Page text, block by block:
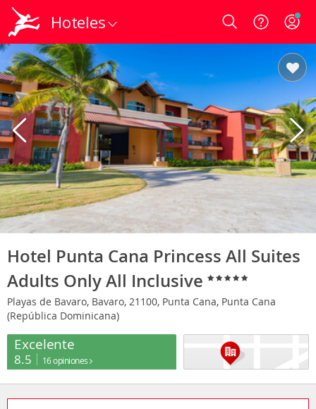
Hoteles Login
Hotel Punta Cana Princess All Suites
Adults Only All Inclusive
Playas de Bavaro, Bavaro, 21100, Punta Cana, Punta Cana
(República Dominicana)
Excelente
8.5 16 opiniones